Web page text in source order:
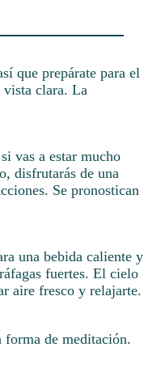
que prepárate para el
clara. La
vas a estar mucho
disfrutarás de una
Se pronostican
una bebida caliente y
fuertes. El cielo
aire fresco y relajarte.
forma de meditación.